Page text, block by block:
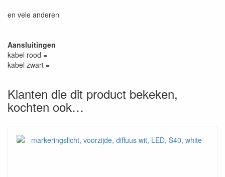
en vele anderen
Aansluitingen
kabel rood =
kabel zwart =
Klanten die dit product bekeken,
kochten ook…